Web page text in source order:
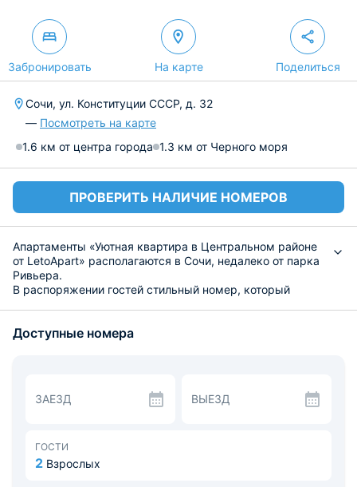
Забронировать На карте Поделиться
Сочи, ул. Конституции СССР, д. 32
— Посмотреть на карте
1.6 км от центра города 1.3 км от Черного моря
ПРОВЕРИТЬ НАЛИЧИЕ НОМЕРОВ
Апартаменты «Уютная квартира в Центральном районе
от LetoApart» располагаются в Сочи, недалеко от парка
Ривьера.
В распоряжении гостей стильный номер, который
телевидением. В числе удобств Wi-Fi, утюг, письменный
блюда с помощью бытовой техники, имеется комплект
посуды и столовые приборы.
до аэропорта — 24 км, до железнодорожного вокзала
— 0,5 км.
Доступные номера
ЗАЕЗД ВЫЕЗД
ГОСТИ
2 Взрослых